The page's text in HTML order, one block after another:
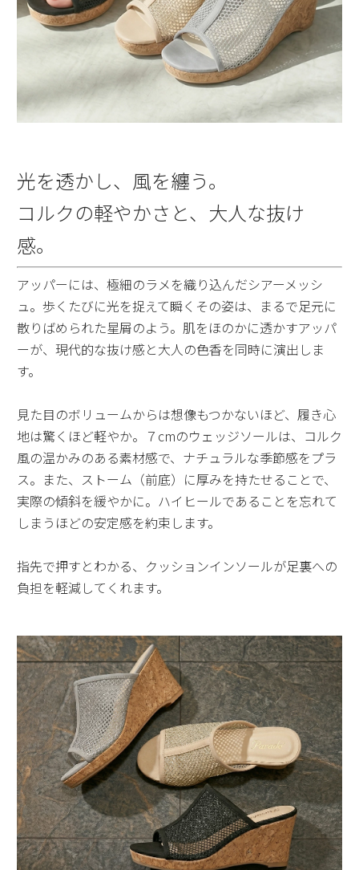
光を透かし、風を纏う。
コルクの軽やかさと、大人な抜け
感。
アッパーには、極細のラメを織り込んだシアーメッシ
ュ。歩くたびに光を捉えて瞬くその姿は、まるで足元に
散りばめられた星屑のよう。肌をほのかに透かすアッパ
ーが、現代的な抜け感と大人の色香を同時に演出しま
す。
見た目のボリュームからは想像もつかないほど、履き心
地は驚くほど軽やか。７cmのウェッジソールは、コルク
風の温かみのある素材感で、ナチュラルな季節感をプラ
ス。また、ストーム（前底）に厚みを持たせることで、
実際の傾斜を緩やかに。ハイヒールであることを忘れて
しまうほどの安定感を約束します。
指先で押すとわかる、クッションインソールが足裏への
負担を軽減してくれます。